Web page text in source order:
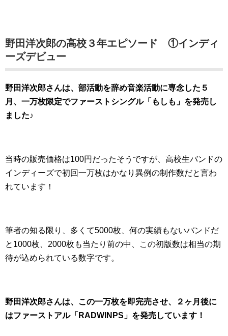
野田洋次郎の高校３年エピソード ①インディ
ーズデビュー
野田洋次郎さんは、部活動を辞め音楽活動に専念した５
月、一万枚限定でファーストシングル「もしも」を発売し
ました♪
当時の販売価格は100円だったそうですが、高校生バンドの
インディーズで初回一万枚はかなり異例の制作数だと言わ
れています！
筆者の知る限り、多くて5000枚、何の実績もないバンドだ
と1000枚、2000枚も当たり前の中、この初版数は相当の期
待が込められている数字です。
野田洋次郎さんは、この一万枚を即完売させ、２ヶ月後に
はファーストアル「RADWINPS」を発売しています！